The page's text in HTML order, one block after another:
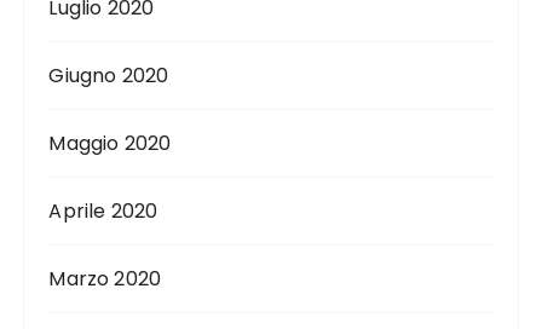
Luglio 2020
Giugno 2020
Maggio 2020
Aprile 2020
Marzo 2020